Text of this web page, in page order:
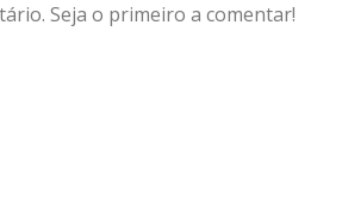
Seja o primeiro a comentar!